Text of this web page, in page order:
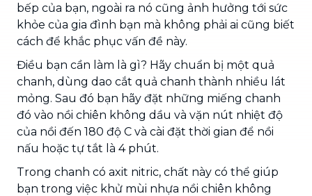
bếp của bạn, ngoài ra nó cũng ảnh hưởng tới sức
khỏe của gia đình bạn mà không phải ai cũng biết
cách để khắc phục vấn đề này.
Điều bạn cần làm là gì? Hãy chuẩn bị một quả
chanh, dùng dao cắt quả chanh thành nhiều lát
mỏng. Sau đó bạn hãy đặt những miếng chanh
đó vào nồi chiên không dầu và vặn nút nhiệt độ
của nồi đến 180 độ C và cài đặt thời gian để nồi
nấu hoặc tự tắt là 4 phút.
Trong chanh có axit nitric, chất này có thể giúp
bạn trong việc khử mùi nhựa nồi chiên không